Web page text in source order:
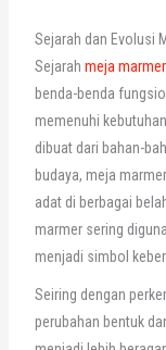
Sejarah dan Evolusi
Sejarah meja marmer
benda-benda
memenuhi
dibuat dari bahan-
budaya, meja
adat di berbagai
marmer sering
menjadi simbol
Seiring dengan
perubahan bentuk